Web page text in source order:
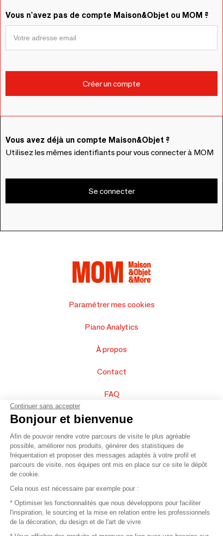
Vous n'avez pas de compte Maison&Objet ou MOM ?
Vous avez déjà un compte Maison&Objet ?
Utilisez les mêmes identifiants pour vous connecter à MOM
Se connecter
Paramétrer mes cookies
Piano Analytics
À propos
Contact
FAQ
Vendez vos produits
Plan du site
© 2016 –Organisation SAFI
Recrutement
Continuer sans accepter
Bonjour et bienvenue
Afin de pouvoir rendre votre parcours de visite le plus agréable
possible, améliorer nos produits, générer des statistiques de
fréquentation et proposer des messages adaptés à votre profil et
parcours de visite, nos équipes ont mis en place sur ce site le dépôt
de cookie.
Cela nous est nécessaire par exemple pour :
* Optimiser les fonctionnalités que nous développons pour faciliter
l'inspiration, le sourcing et la mise en relation entre les professionnels
de la décoration, du design et de l'art de vivre